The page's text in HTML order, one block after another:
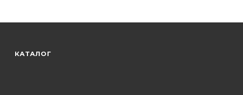
КАТАЛОГ